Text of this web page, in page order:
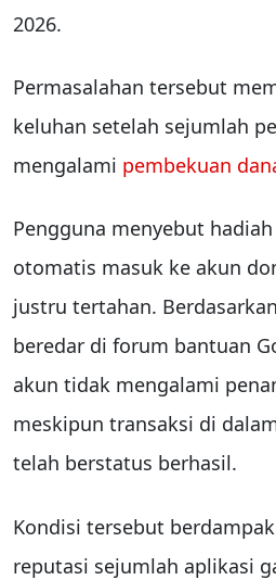
2026.
Permasalahan tersebut
keluhan setelah sejumlah
mengalami pembekuan
Pengguna menyebut
otomatis masuk ke akun
justru tertahan.
beredar di forum bantuan
akun tidak mengalami
meskipun transaksi di
telah berstatus berhasil.
Kondisi tersebut
reputasi sejumlah aplikasi